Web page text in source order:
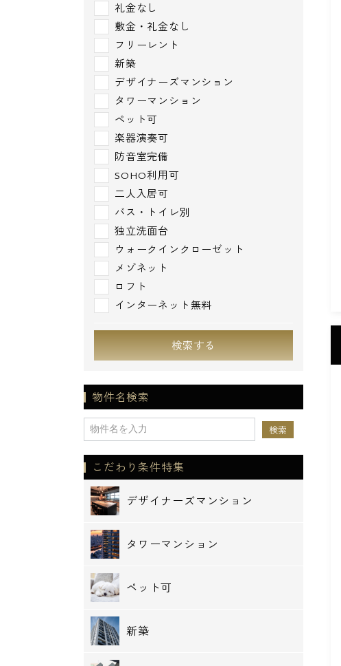
礼金なし
敷金・礼金なし
フリーレント
新築
デザイナーズマンション
タワーマンション
ペット可
楽器演奏可
防音室完備
SOHO利用可
二人入居可
バス・トイレ別
独立洗面台
ウォークインクローゼット
メゾネット
ロフト
インターネット無料
検索する
物件名検索
こだわり条件特集
デザイナーズマンション
タワーマンション
ペット可
新築